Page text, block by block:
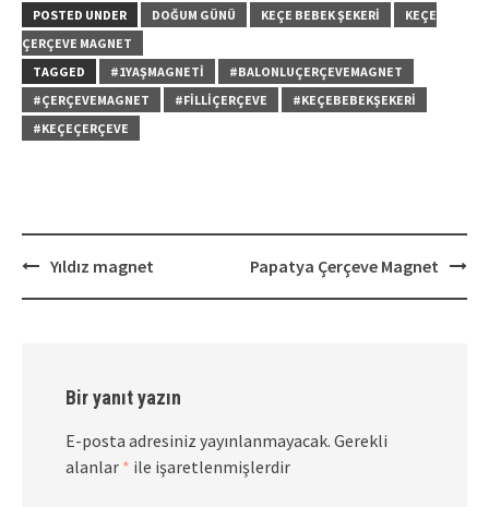
POSTED UNDER DOĞUM GÜNÜ KEÇE BEBEK ŞEKERI
KEÇE
ÇERÇEVE MAGNET
TAGGED
#1YAŞMAGNETI
#BALONLUÇERÇEVEMAGNET
#ÇERÇEVEMAGNET
#FILLIÇERÇEVE
#KEÇEBEBEKŞEKERI
#KEÇEÇERÇEVE
Post
navigation
Yıldız magnet Papatya Çerçeve Magnet
Bir yanıt yazın
E-posta adresiniz yayınlanmayacak. Gerekli
alanlar * ile işaretlenmişlerdir